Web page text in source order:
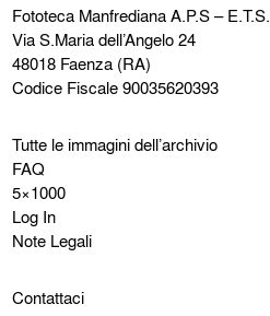
Fototeca ManfredianaA.P.S – E.T.S.
Via S.Maria dell’Angelo 24
48018 Faenza (RA)
Codice Fiscale 90035620393
Tutte le immagini dell’archivio
FAQ
5×1000
Log In
Note Legali
Contattaci